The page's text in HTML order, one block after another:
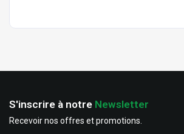
S'inscrire à notre Newsletter
Recevoir nos offres et promotions.